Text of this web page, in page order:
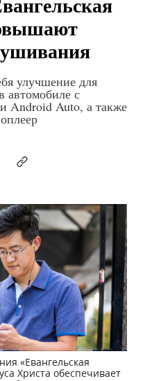
улучшение для
автомобиле с
Android Auto, а также
«Евангельская
Христа обеспечивает